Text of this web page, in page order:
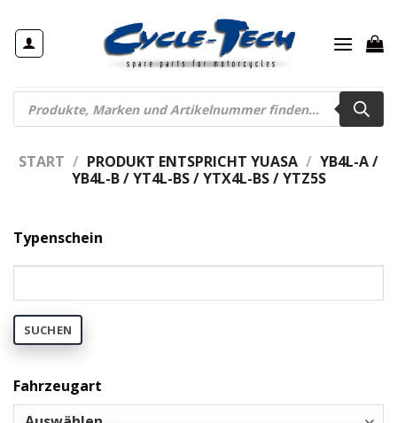
Inhalt
springen
Products
search
START / PRODUKT ENTSPRICHT YUASA / YB4L-A /
YB4L-B / YT4L-BS / YTX4L-BS / YTZ5S
Typenschein
SUCHEN
Fahrzeugart